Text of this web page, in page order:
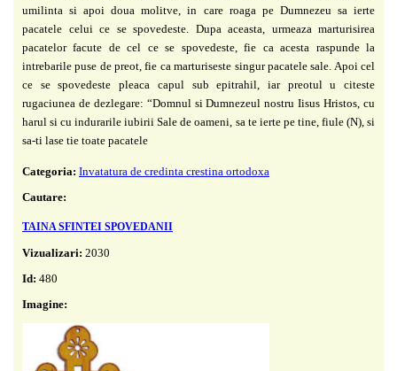
umilinta si apoi doua molitve, in care roaga pe Dumnezeu sa ierte
pacatele celui ce se spovedeste. Dupa aceasta, urmeaza marturisirea
pacatelor facute de cel ce se spovedeste, fie ca acesta raspunde la
intrebarile puse de preot, fie ca marturiseste singur pacatele sale. Apoi cel
ce se spovedeste pleaca capul sub epitrahil, iar preotul u citeste
rugaciunea de dezlegare: “Domnul si Dumnezeul nostru Iisus Hristos, cu
harul si cu indurarile iubirii Sale de oameni, sa te ierte pe tine, fiule (N), si
sa-ti lase tie toate pacatele
Categoria: Invatatura de credinta crestina ortodoxa
Cautare:
TAINA SFINTEI SPOVEDANII
Vizualizari: 2030
Id: 480
Imagine: